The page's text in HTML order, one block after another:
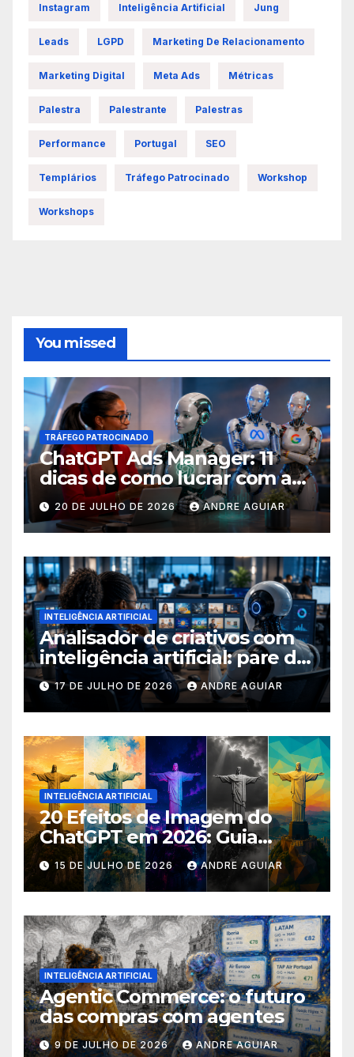
Instagram Inteligência Artificial Jung
Leads LGPD Marketing De Relacionamento
Marketing Digital Meta Ads Métricas
Palestra Palestrante Palestras
Performance Portugal SEO
Templários Tráfego Patrocinado Workshop
Workshops
You missed
TRÁFEGO PATROCINADO
ChatGPT Ads Manager: 11
dicas de como lucrar com as
buscas nas ferramentas de
inteligência artificial
20 DE JULHO DE 2026 ANDRE AGUIAR
INTELIGÊNCIA ARTIFICIAL
Analisador de criativos com
inteligência artificial: pare de
postar porcaria!
17 DE JULHO DE 2026 ANDRE AGUIAR
INTELIGÊNCIA ARTIFICIAL
20 Efeitos de Imagem do
ChatGPT em 2026: Guia
Completo com Prompts para
Transformar suas Fotos
15 DE JULHO DE 2026 ANDRE AGUIAR
INTELIGÊNCIA ARTIFICIAL
Agentic Commerce: o futuro
das compras com agentes
9 DE JULHO DE 2026 ANDRE AGUIAR